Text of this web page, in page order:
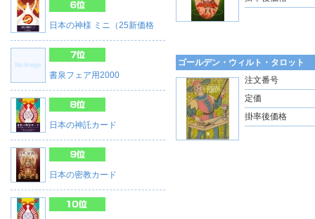
日本の神様 ミニ（25新価格
書泉フェア用2000
日本の神託カード
日本の密教カード
ゴールデン・ウィルト・タロット
注文番号
定価
掛率後価格